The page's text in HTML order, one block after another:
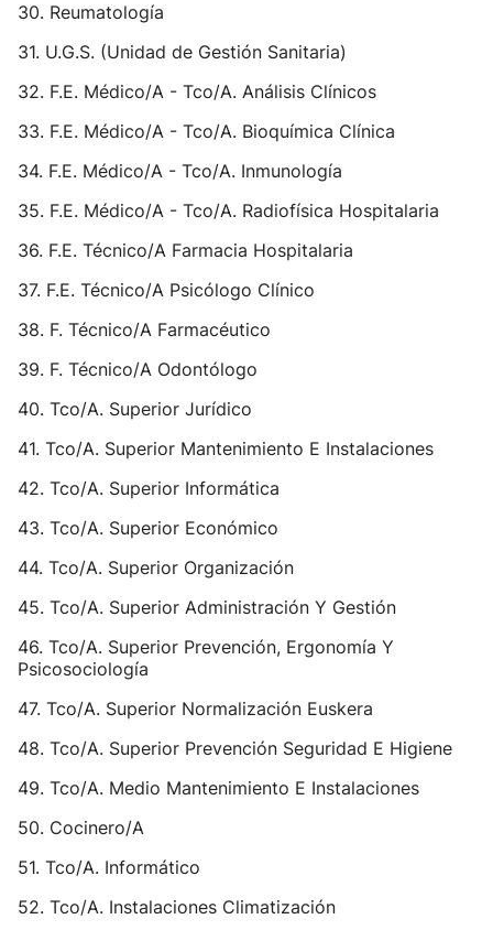
30. Reumatología
31. U.G.S. (Unidad de Gestión Sanitaria)
32. F.E. Médico/A - Tco/A. Análisis Clínicos
33. F.E. Médico/A - Tco/A. Bioquímica Clínica
34. F.E. Médico/A - Tco/A. Inmunología
35. F.E. Médico/A - Tco/A. Radiofísica Hospitalaria
36. F.E. Técnico/A Farmacia Hospitalaria
37. F.E. Técnico/A Psicólogo Clínico
38. F. Técnico/A Farmacéutico
39. F. Técnico/A Odontólogo
40. Tco/A. Superior Jurídico
41. Tco/A. Superior Mantenimiento E Instalaciones
42. Tco/A. Superior Informática
43. Tco/A. Superior Económico
44. Tco/A. Superior Organización
45. Tco/A. Superior Administración Y Gestión
46. Tco/A. Superior Prevención, Ergonomía Y
Psicosociología
47. Tco/A. Superior Normalización Euskera
48. Tco/A. Superior Prevención Seguridad E Higiene
49. Tco/A. Medio Mantenimiento E Instalaciones
50. Cocinero/A
51. Tco/A. Informático
52. Tco/A. Instalaciones Climatización